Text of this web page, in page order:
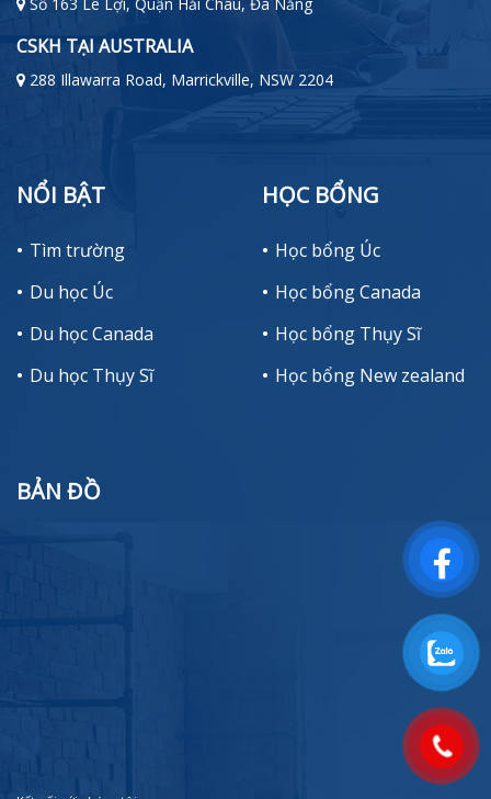
CSKH TẠI AUSTRALIA
288 Illawarra Road, Marrickville, NSW 2204
NỔI BẬT
Tìm trường
Du học Úc
Du học Canada
Du học Thụy Sĩ
HỌC BỔNG
Học bổng Úc
Học bổng Canada
Học bổng Thụy Sĩ
Học bổng New zealand
BẢN ĐỒ